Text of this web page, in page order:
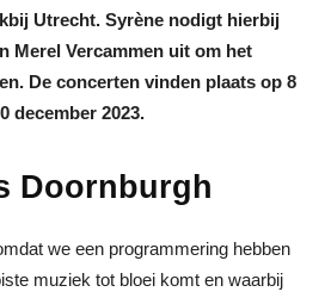
Utrecht. Syrène nodigt hierbij
Merel Vercammen uit om het
De concerten vinden plaats op 8
december 2023.
Doornburgh
we een programmering hebben
muziek tot bloei komt en waarbij